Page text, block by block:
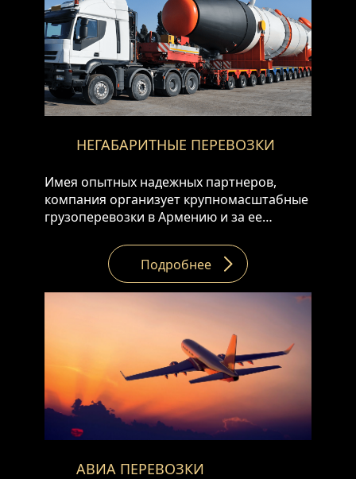
маленьким весом, предлагаем вариант
консолидированной доставки. Загружая
груз с указанного вами адреса, мы
сохраним его в одном из складов Европы,
после перевезем его по адресу доставки.
Этот вариант перевозки сэкономит ваши
средства, так как стоимость перевозки
будет разделена между заказчиками. •
Услуги хранения грузов • Оформление
НЕГАБАРИТНЫЕ ПЕРЕВОЗКИ
Имея опытных надежных партнеров,
компания организует крупномасштабные
грузоперевозки в Армению и за ее
Подробнее
АВИА ПЕРЕВОЗКИ